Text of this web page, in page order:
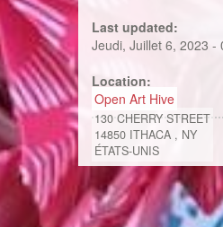
Last updated:
Jeudi, Juillet 6, 2023 -
Location:
Open Art Hive
130 CHERRY STREET
14850 ITHACA , NY
ÉTATS-UNIS